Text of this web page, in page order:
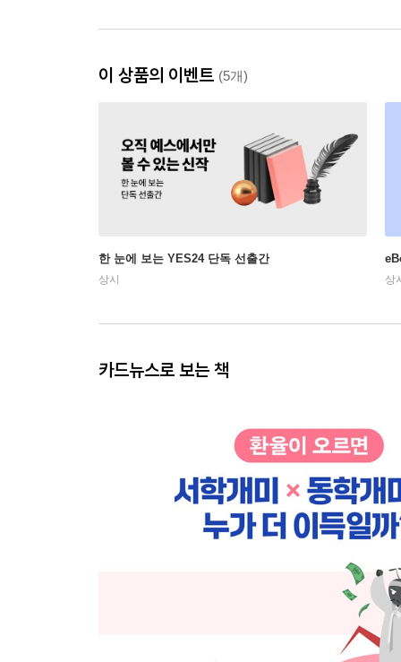
이 상품의 이벤트 (5개)
한 눈에 보는 YES24 단독 선출간
상시 상
카드뉴스로 보는 책